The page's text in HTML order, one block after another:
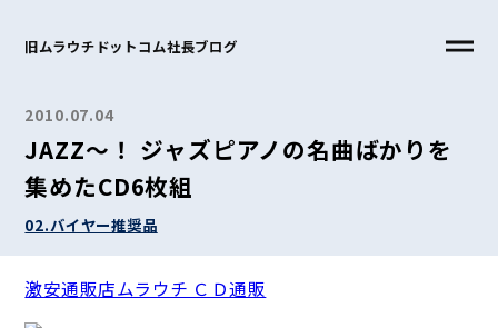
旧ムラウチドットコム社長ブログ
2010.07.04
JAZZ～！ ジャズピアノの名曲ばかりを
集めたCD6枚組
02.バイヤー推奨品
激安通販店ムラウチ ＣＤ通販